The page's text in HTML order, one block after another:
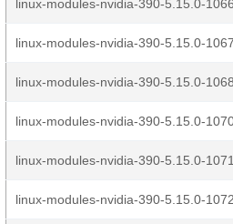
linux-modules-nvidia-390-5.15.0-
linux-modules-nvidia-390-5.15.0-
linux-modules-nvidia-390-5.15.0-
linux-modules-nvidia-390-5.15.0-
linux-modules-nvidia-390-5.15.0-
linux-modules-nvidia-390-5.15.0-